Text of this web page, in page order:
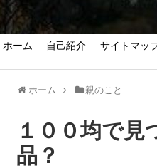
ホーム 自己紹介 サイトマッ
ホーム 親のこと
１００均で見
品？